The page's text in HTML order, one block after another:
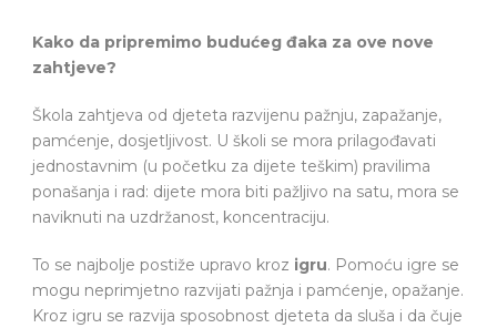
Kako da pripremimo budućeg đaka za ove nove
zahtjeve?
Škola zahtjeva od djeteta razvijenu pažnju, zapažanje,
pamćenje, dosjetljivost. U školi se mora prilagođavati
jednostavnim (u početku za dijete teškim) pravilima
ponašanja i rad: dijete mora biti pažljivo na satu, mora se
naviknuti na uzdržanost, koncentraciju.
To se najbolje postiže upravo kroz igru. Pomoću igre se
mogu neprimjetno razvijati pažnja i pamćenje, opažanje.
Kroz igru se razvija sposobnost djeteta da sluša i da čuje